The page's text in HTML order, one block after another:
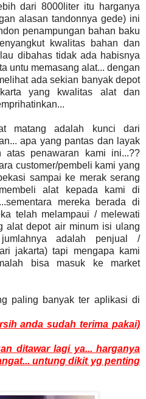
dari 8000liter itu harganya
alasan tandonnya gede) ini
penampungan bahan baku
kwalitas bahan dan
dibahas tidak ada habisnya
untu memasang alat... dengan
ada sekian banyak depot
yang kwalitas alat dan
matang adalah kunci dari
apa yang pantas dan layak
atas penawaran kami ini...??
customer/pembeli kami yang
sampai ke merak serang
alat kepada kami di
mereka berada di
telah melampaui / melewati
alat depot air minum isi ulang
adalah penjual /
jakarta) tapi mengapa kami
bisa masuk ke market
paling banyak ter aplikasi di
anda sudah terima pakai)
ditawar lagi ya... harganya
untung dikit yg penting